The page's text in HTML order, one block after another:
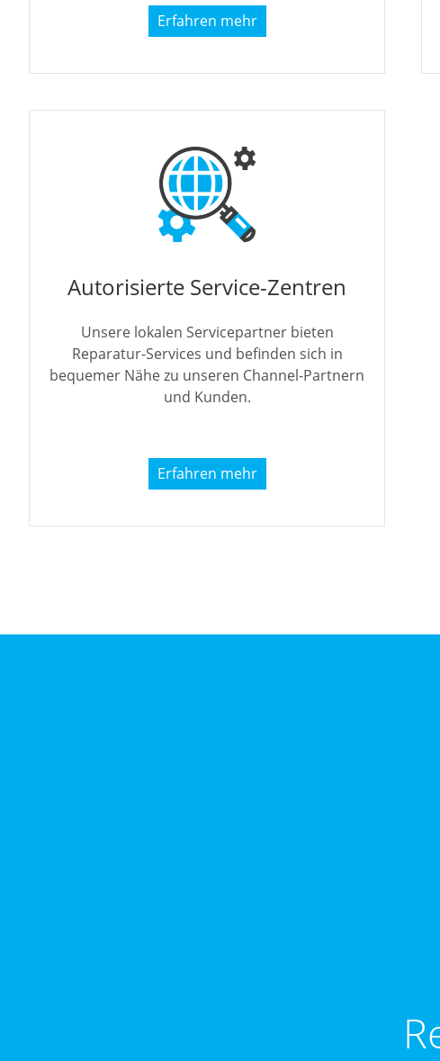
Erfahren mehr
Autorisierte Service-Zentren
Unsere lokalen Servicepartner bieten
Reparatur-Services und befinden sich in
bequemer Nähe zu unseren Channel-Partnern
und Kunden.
Erfahren mehr